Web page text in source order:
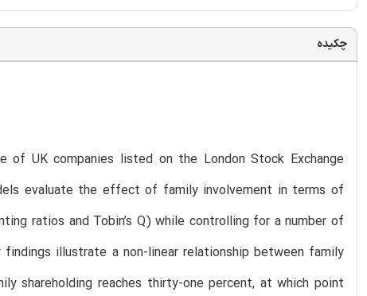
چکیده
UK companies listed on the London Stock Exchange
evaluate the effect of family involvement in terms of
ratios and Tobin’s Q) while controlling for a number of
illustrate a non-linear relationship between family
shareholding reaches thirty-one percent, at which point